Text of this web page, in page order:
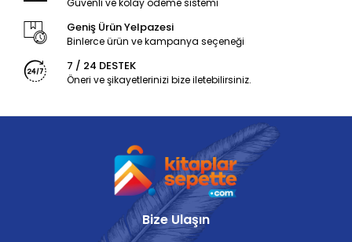
Geniş Ürün Yelpazesi
Binlerce ürün ve kampanya seçeneği
7 / 24 DESTEK
Öneri ve şikayetlerinizi bize iletebilirsiniz.
Bize Ulaşın